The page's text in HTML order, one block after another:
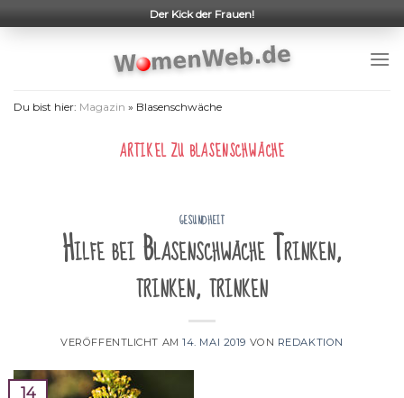
to
Der Kick der Frauen!
Du bist hier: Magazin » Blasenschwäche
ARTIKEL ZU BLASENSCHWÄCHE
GESUNDHEIT
Hilfe bei Blasenschwäche Trinken,
trinken, trinken
VERÖFFENTLICHT AM14. MAI 2019 VON REDAKTION
14